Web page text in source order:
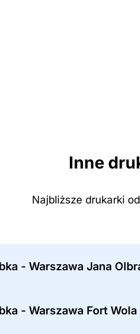
Inne
Najbliższe drukarki
- Warszawa Jana
- Warszawa Fort Wola